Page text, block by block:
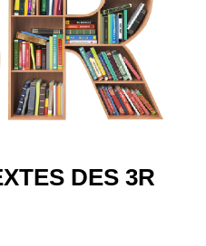
DES 3R